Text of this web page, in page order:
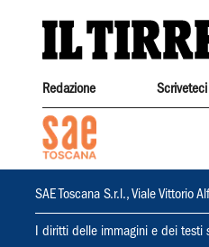
Redazione Scriveteci
SAE Toscana S.r.l., Viale Vittorio
I diritti delle immagini e dei testi